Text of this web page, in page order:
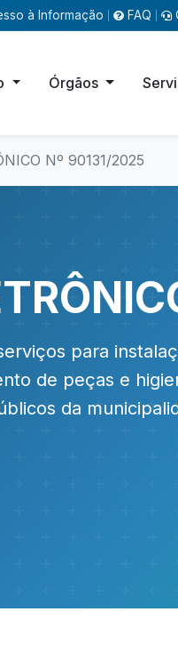
à Informação FAQ
Órgãos
Nº 90131/2025
para
de peças e
da